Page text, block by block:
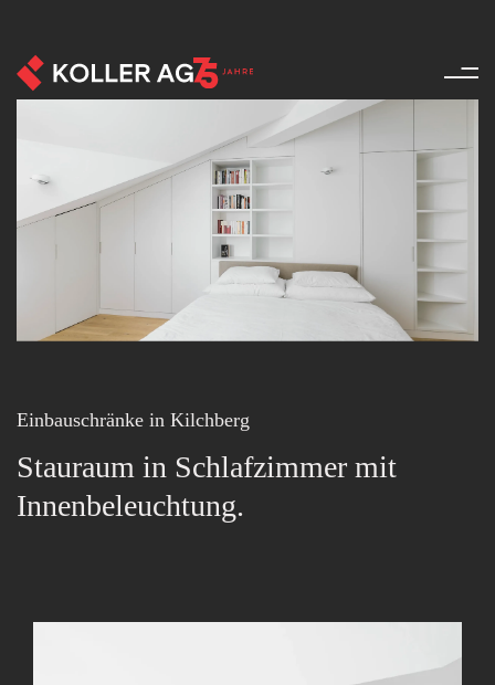
Einbauschränke in Kilchberg
Stauraum in Schlafzimmer mit
Innenbeleuchtung.